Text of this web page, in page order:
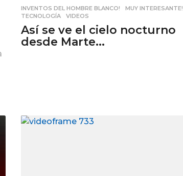
INVENTOS DEL HOMBRE BLANCO! ,MUY INTERESANTE!
TECNOLOGÍA
,VIDEOS
Así se ve el cielo nocturno
desde Marte...